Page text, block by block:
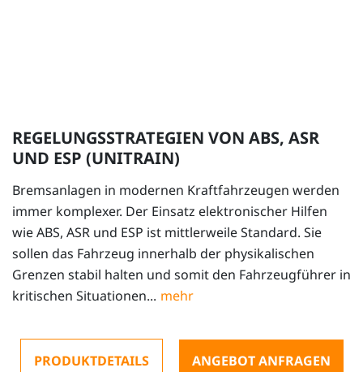
REGELUNGSSTRATEGIEN VON ABS, ASR
UND ESP (UNITRAIN)
Bremsanlagen in modernen Kraftfahrzeugen werden
immer komplexer. Der Einsatz elektronischer Hilfen
wie ABS, ASR und ESP ist mittlerweile Standard. Sie
sollen das Fahrzeug innerhalb der physikalischen
Grenzen stabil halten und somit den Fahrzeugführer in
kritischen Situationen...
PRODUKTDETAILS ANGEBOT ANFRAGEN